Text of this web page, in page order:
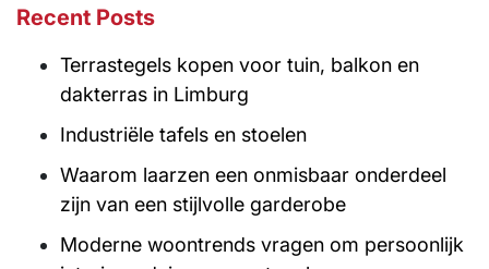
Recent Posts
Terrastegels kopen voor tuin, balkon en
dakterras in Limburg
Industriële tafels en stoelen
Waarom laarzen een onmisbaar onderdeel
zijn van een stijlvolle garderobe
Moderne woontrends vragen om persoonlijk